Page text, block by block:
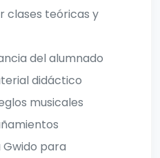
clases teóricas y
del alumnado
didáctico
musicales
para